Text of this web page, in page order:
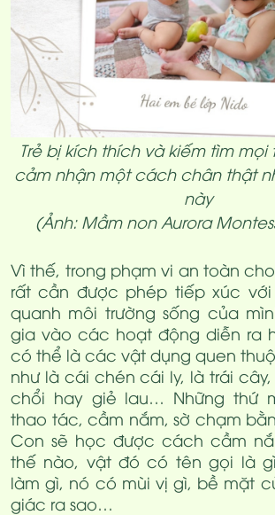
Trẻ bị kích thích và kiếm tìm
cảm nhận một cách chân thật
này
(Ảnh: Mầm non Aurora
Vì thế, trong phạm vi an toàn
rất cần được phép tiếp xúc với
quanh môi trường sống của
gia vào các hoạt động diễn ra
có thể là các vật dụng quen
như là cái chén cái ly, là trái
chổi hay giẻ lau… Những thứ
thao tác, cầm nắm, sờ chạm
Con sẽ học được cách cầm
thế nào, vật đó có tên gọi là
làm gì, nó có mùi vị gì, bề mặt
giác ra sao…